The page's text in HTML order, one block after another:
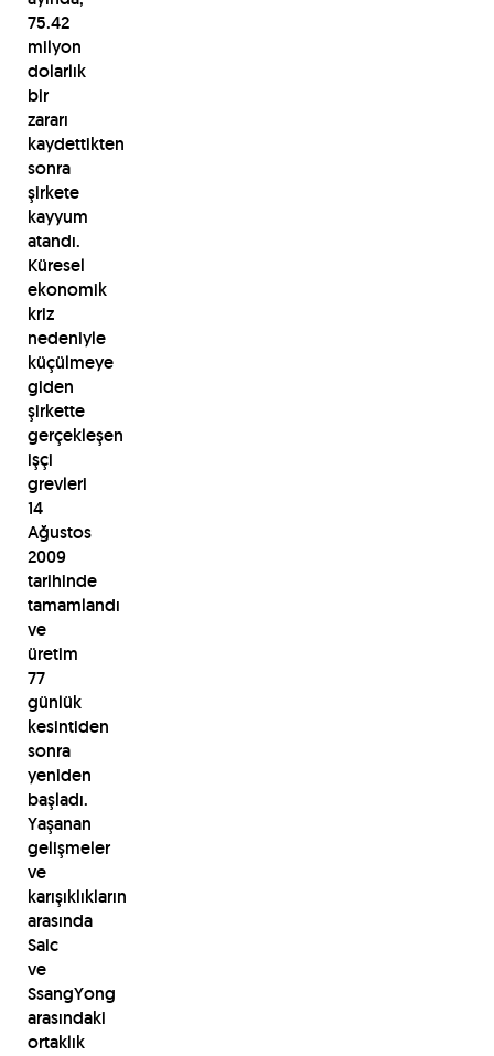
75.42
milyon
dolarlık
bir
zararı
kaydettikten
sonra
şirkete
kayyum
atandı.
Küresel
ekonomik
kriz
nedeniyle
küçülmeye
giden
şirkette
gerçekleşen
işçi
grevleri
14
Ağustos
2009
tarihinde
tamamlandı
ve
üretim
77
günlük
kesintiden
sonra
yeniden
başladı.
Yaşanan
gelişmeler
ve
karışıklıkların
arasında
Saic
ve
SsangYong
arasındaki
ortaklık